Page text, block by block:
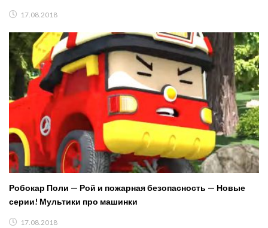
17.08.2018
Робокар Поли — Рой и пожарная безопасность — Новые
серии! Мультики про машинки
17.08.2018